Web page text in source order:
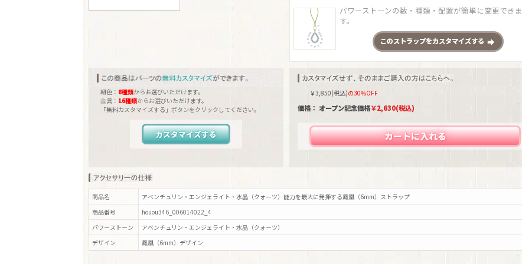
紐色： 8種類からお選びいただけます。
金具： 16種類からお選びいただけます。
「無料カスタマイズする」ボタンをクリックしてください。
カスタマイズする
パワーストーンの数・種類・配置が簡単に変更できま
す。
このストラップをカスタマイズする
￥3,850(税込)の30%OFF
価格： オープン記念価格￥2,630(税込)
カートに入れる
商品名
アベンチュリン・エンジェライト・水晶（クォーツ）能力を最大に発揮する鳳凰（6mm）ストラップ
商品番号
houou346_006014022_4
パワーストーン
アベンチュリン・エンジェライト・水晶（クォーツ）
デザイン
鳳凰（6mm） デザイン